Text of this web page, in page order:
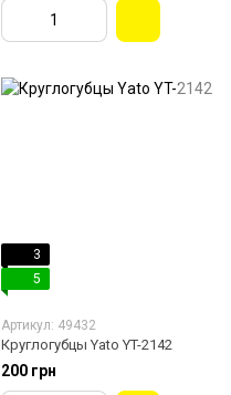
3
5
Артикул: 49432
Круглогубцы Yato YT-2142
200 грн